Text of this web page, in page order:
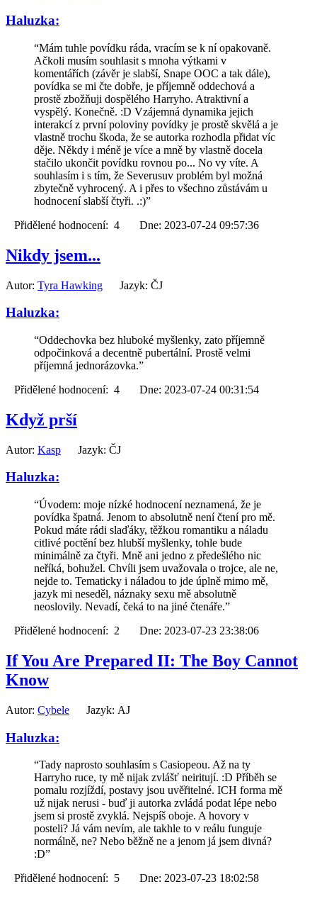
Haluzka:
“Mám tuhle povídku ráda, vracím se k ní opakovaně.
Ačkoli musím souhlasit s mnoha výtkami v
komentářích (závěr je slabší, Snape OOC a tak dále),
povídka se mi čte dobře, je příjemně oddechová a
prostě zbožňuji dospělého Harryho. Atraktivní a
vyspělý. Konečně. :D Vzájemná dynamika jejich
interakcí z první poloviny povídky je prostě skvělá a je
vlastně trochu škoda, že se autorka rozhodla přidat víc
děje. Někdy i méně je více a mně by vlastně docela
stačilo ukončit povídku rovnou po... No vy víte. A
souhlasím i s tím, že Severusuv problém byl možná
zbytečně vyhrocený. A i přes to všechno zůstávám u
hodnocení slabší čtyři. .:)”
Přidělené hodnocení: 4 Dne: 2023-07-24 09:57:36
Nikdy jsem...
Autor: Tyra Hawking Jazyk: ČJ
Haluzka:
“Oddechovka bez hluboké myšlenky, zato příjemně
odpočinková a decentně pubertální. Prostě velmi
příjemná jednorázovka.”
Přidělené hodnocení: 4 Dne: 2023-07-24 00:31:54
Když prší
Autor: Kasp Jazyk: ČJ
Haluzka:
“Úvodem: moje nízké hodnocení neznamená, že je
povídka špatná. Jenom to absolutně není čtení pro mě.
Pokud máte rádi slaďáky, těžkou romantiku a náladu
citlivé poctění bez hlubší myšlenky, tohle bude
minimálně za čtyři. Mně ani jedno z předešlého nic
neříká, bohužel. Chvíli jsem uvažovala o trojce, ale ne,
nejde to. Tematicky i náladou to jde úplně mimo mě,
jazyk mi neseděl, náznaky sexu mě absolutně
neoslovily. Nevadí, čeká to na jiné čtenáře.”
Přidělené hodnocení: 2 Dne: 2023-07-23 23:38:06
If You Are Prepared II: The Boy Cannot
Know
Autor: Cybele Jazyk: AJ
Haluzka:
“Tady naprosto souhlasím s Casiopeou. Až na ty
Harryho ruce, ty mě nijak zvlášť neiritují. :D Příběh se
pomalu rozjíždí, postavy jsou uvěřitelné. ICH forma mě
už nijak nerusi - buď ji autorka zvládá podat lépe nebo
jsem si prostě zvyklá. Nejspíš oboje. A hovory v
posteli? Já vám nevím, ale takhle to v reálu funguje
normálně, ne? Nebo běžně ne a jenom já jsem divná?
:D”
Přidělené hodnocení: 5 Dne: 2023-07-23 18:02:58